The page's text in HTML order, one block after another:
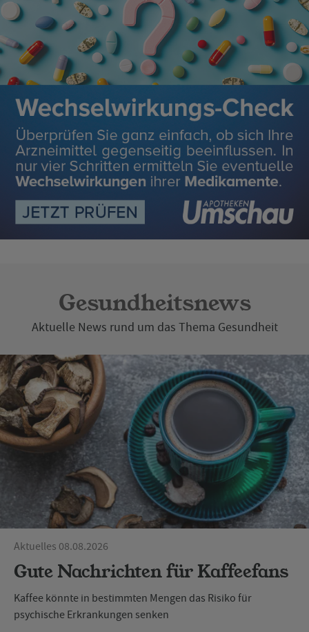
Gesundheitsnews
Aktuelle News rund um das Thema Gesundheit
Aktuelles 08.08.2026
Gute Nachrichten für Kaffeefans
Kaffee könnte in bestimmten Mengen das Risiko für
psychische Erkrankungen senken